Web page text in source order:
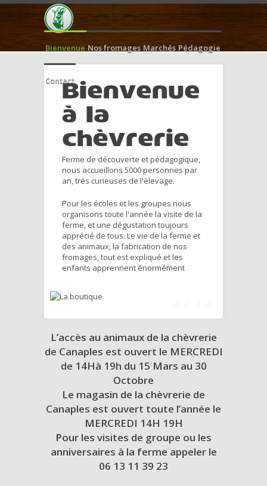
Bienvenue Nos fromages Marchés Pédagogie
ContactBienvenue
à la
chèvrerie
Ferme de découverte et pédagogique,
nous accueillons 5000 personnes par
an, trés curieuses de l'élevage.
Pour les écoles et les groupes nous
organisons toute l'année la visite de la
ferme, et une dégustation toujours
apprécié de tous. Le vie de la ferme et
des animaux, la fabrication de nos
fromages, tout est expliqué et les
enfants apprennent énormément
L’accès au animaux de la chèvrerie
de Canaples est ouvert le MERCREDI
de 14Hà 19h du 15 Mars au 30
Octobre
Le magasin de la chèvrerie de
Canaples est ouvert toute l’année le
MERCREDI 14H 19H
Pour les visites de groupe ou les
anniversaires à la ferme appeler le
06 13 11 39 23